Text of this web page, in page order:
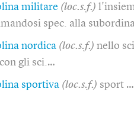
militare (loc.s.f.)
spec. alla
nordica (loc.s.f.) nello
gli sci.…
sportiva (loc.s.f.) sport …